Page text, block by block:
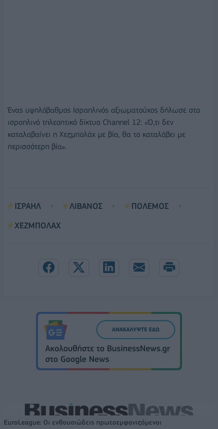
Ένας υψηλόβαθμος Ισραηλινός αξιωματούχος δήλωσε στο
ισραηλινό τηλεοπτικό δίκτυο Channel 12: «Ό,τι δεν
καταλαβαίνει η Χεζμπολάχ με βία, θα το καταλάβει με
περισσότερη βία».
ΙΣΡΑΗΛ ΛΙΒΑΝΟΣ
ΠΟΛΕΜΟΣ
ΧΕΖΜΠΟΛΑΧ
EuroLeague: Οι ενθουσιώδεις πρωτοεμφανιζόμενοι